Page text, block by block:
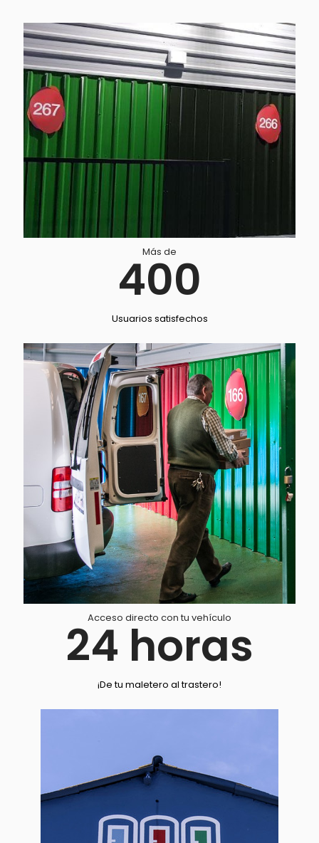
Más de
400
Usuarios satisfechos
Acceso directo con tu vehículo
24 horas
¡De tu maletero al trastero!